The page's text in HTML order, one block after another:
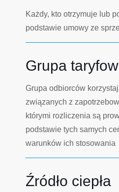
Każdy, kto otrzymuje lub
podstawie umowy ze
Grupa
Grupa odbiorców
związanych z
którymi rozliczenia są
podstawie tych samych
warunków ich stosowania
Źródło ciepła